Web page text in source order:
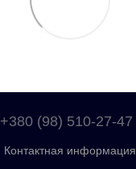
+380 (98) 510-27-47
Контактная информация